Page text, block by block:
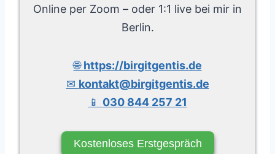
Online per Zoom – oder 1:1 live bei mir in
Berlin.
🌐https://birgitgentis.de
✉ kontakt@birgitgentis.de
📱 030 844 257 21
Kostenloses Erstgespräch